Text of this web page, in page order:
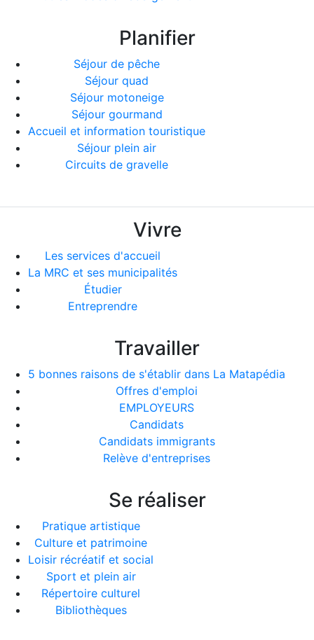
Planifier
Séjour de pêche
Séjour quad
Séjour motoneige
Séjour gourmand
Accueil et information touristique
Séjour plein air
Circuits de gravelle
Vivre
Les services d'accueil
La MRC et ses municipalités
Étudier
Entreprendre
Travailler
5 bonnes raisons de s'établir dans La Matapédia
Offres d'emploi
EMPLOYEURS
Candidats
Candidats immigrants
Relève d'entreprises
Se réaliser
Pratique artistique
Culture et patrimoine
Loisir récréatif et social
Sport et plein air
Répertoire culturel
Bibliothèques